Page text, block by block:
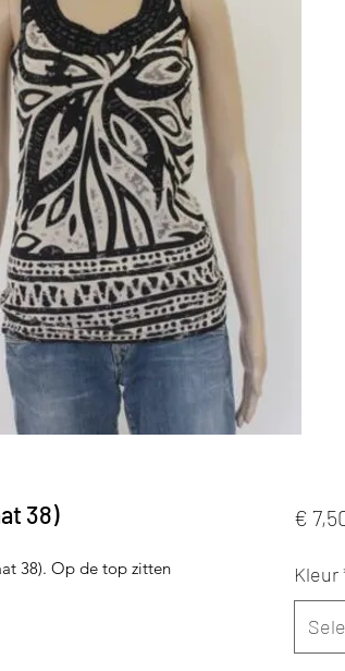
38)
38). Op de top zitten
€
Kleur